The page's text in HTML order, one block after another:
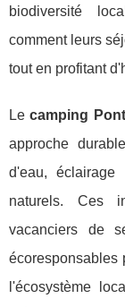
biodiversité
comment leurs
tout en profitant
Lecamping
approche
d'eau,
naturels. Ces
vacanciers de
écoresponsables
l'écosystème